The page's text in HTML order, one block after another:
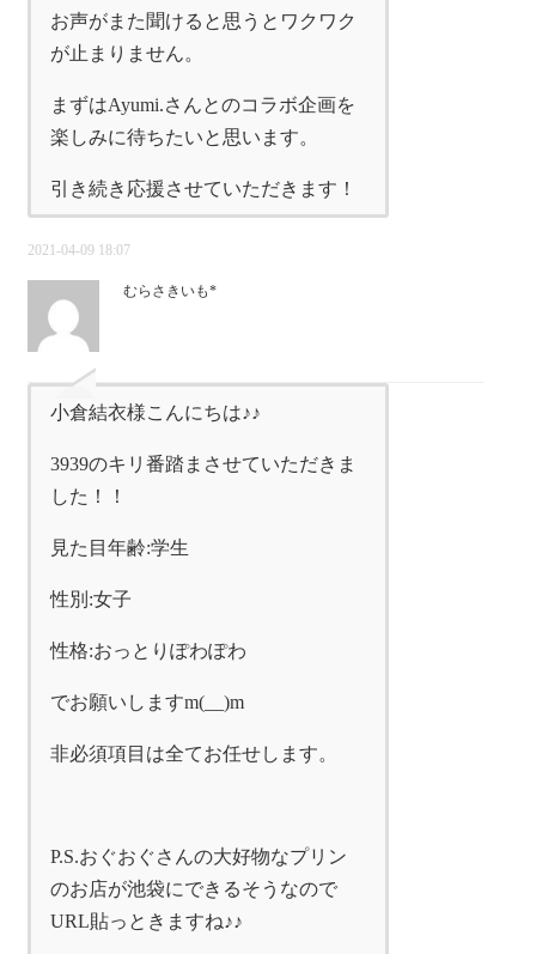
お声がまた聞けると思うとワクワク
が止まりません。
まずはAyumi.さんとのコラボ企画を
楽しみに待ちたいと思います。
引き続き応援させていただきます！
2021-04-09 18:07
むらさきいも*
小倉結衣様こんにちは♪♪
3939のキリ番踏まさせていただきま
した！！
見た目年齢:学生
性別:女子
性格:おっとりぽわぽわ
でお願いしますm(__)m
非必須項目は全てお任せします。
P.S.おぐおぐさんの大好物なプリン
のお店が池袋にできるそうなので
URL貼っときますね♪♪